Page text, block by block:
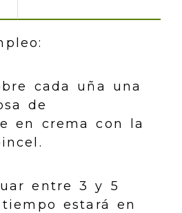
cada uña una
de
en crema con la
entre 3 y 5
estará en